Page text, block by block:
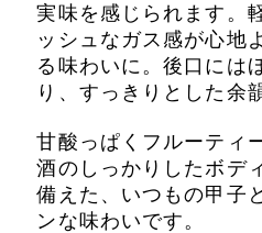
実味を感じられます。
ッシュなガス感が心地
る味わいに。後口には
り、すっきりとした余
甘酸っぱくフルーティ
酒のしっかりしたボデ
備えた、いつもの甲子
ンな味わいです。